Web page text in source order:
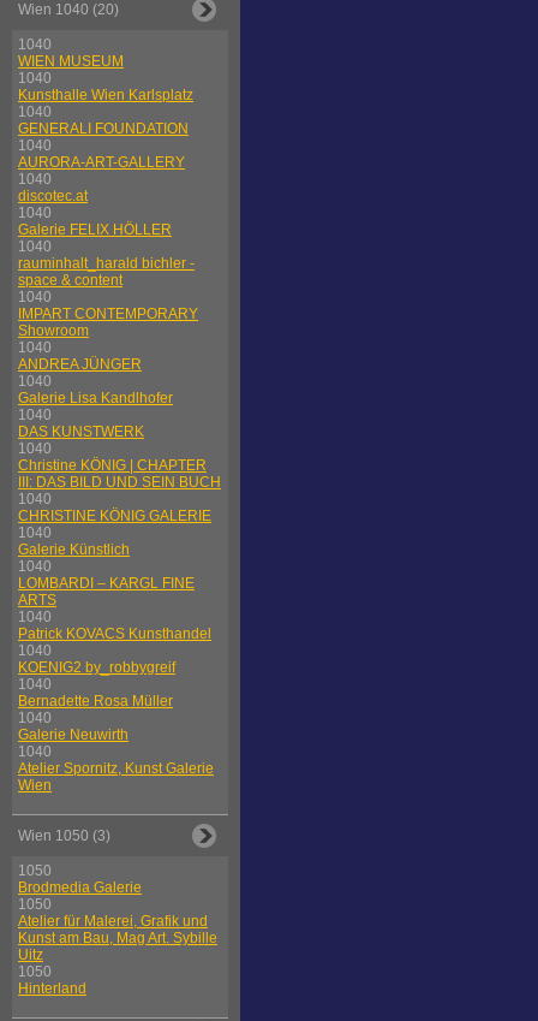
Wien 1040 (20)
1040
WIEN MUSEUM
1040
Kunsthalle Wien Karlsplatz
1040
GENERALI FOUNDATION
1040
AURORA-ART-GALLERY
1040
discotec.at
1040
Galerie FELIX HÖLLER
1040
rauminhalt_harald bichler -
space & content
1040
IMPART CONTEMPORARY
Showroom
1040
ANDREA JÜNGER
1040
Galerie Lisa Kandlhofer
1040
DAS KUNSTWERK
1040
Christine KÖNIG | CHAPTER
III: DAS BILD UND SEIN BUCH
1040
CHRISTINE KÖNIG GALERIE
1040
Galerie Künstlich
1040
LOMBARDI – KARGL FINE
ARTS
1040
Patrick KOVACS Kunsthandel
1040
KOENIG2 by_robbygreif
1040
Bernadette Rosa Müller
1040
Galerie Neuwirth
1040
Atelier Spornitz, Kunst Galerie
Wien
Wien 1050 (3)
1050
Brodmedia Galerie
1050
Atelier für Malerei, Grafik und
Kunst am Bau, Mag Art. Sybille
Uitz
1050
Hinterland